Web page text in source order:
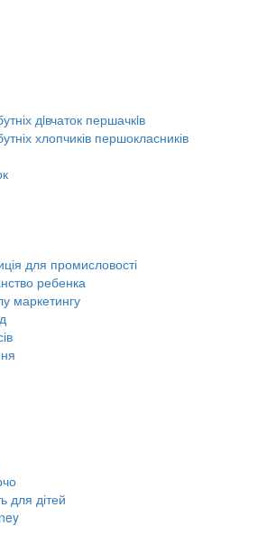
дiвчаток першачкiв
хлопчиків першокласників
для промисловості
ребенка
маркетингу
для дітей